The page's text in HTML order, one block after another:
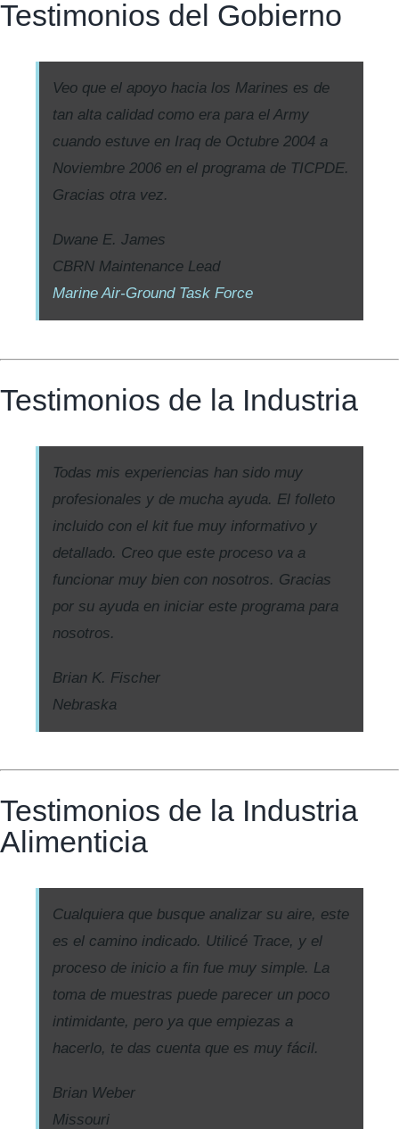
Testimonios del Gobierno
Veo que el apoyo hacia los Marines es de
tan alta calidad como era para el Army
cuando estuve en Iraq de Octubre 2004 a
Noviembre 2006 en el programa de TICPDE.
Gracias otra vez.
Dwane E. James
CBRN Maintenance Lead
Marine Air-Ground Task Force
Testimonios de la Industria
Todas mis experiencias han sido muy
profesionales y de mucha ayuda. El folleto
incluido con el kit fue muy informativo y
detallado. Creo que este proceso va a
funcionar muy bien con nosotros. Gracias
por su ayuda en iniciar este programa para
nosotros.
Brian K. Fischer
Nebraska
Testimonios de la Industria
Alimenticia
Cualquiera que busque analizar su aire, este
es el camino indicado. Utilicé Trace, y el
proceso de inicio a fin fue muy simple. La
toma de muestras puede parecer un poco
intimidante, pero ya que empiezas a
hacerlo, te das cuenta que es muy fácil.
Brian Weber
Missouri